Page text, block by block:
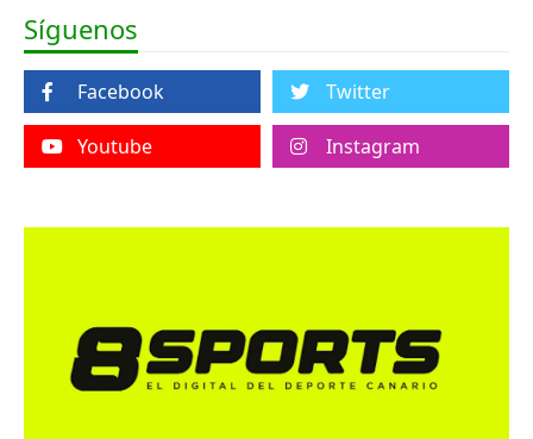
Síguenos
Facebook Twitter
Youtube Instagram